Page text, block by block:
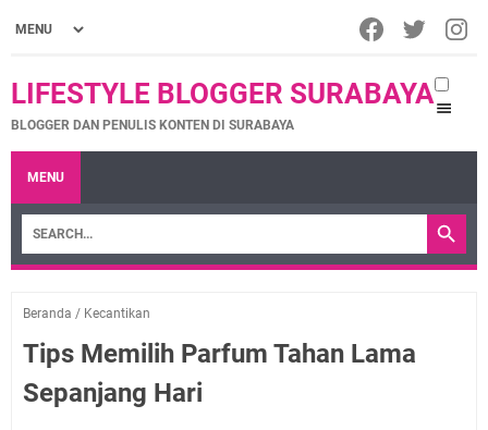
LIFESTYLE BLOGGER SURABAYA
BLOGGER DAN PENULIS KONTEN DI SURABAYA
MENU
Beranda / Kecantikan
Tips Memilih Parfum Tahan Lama
Sepanjang Hari